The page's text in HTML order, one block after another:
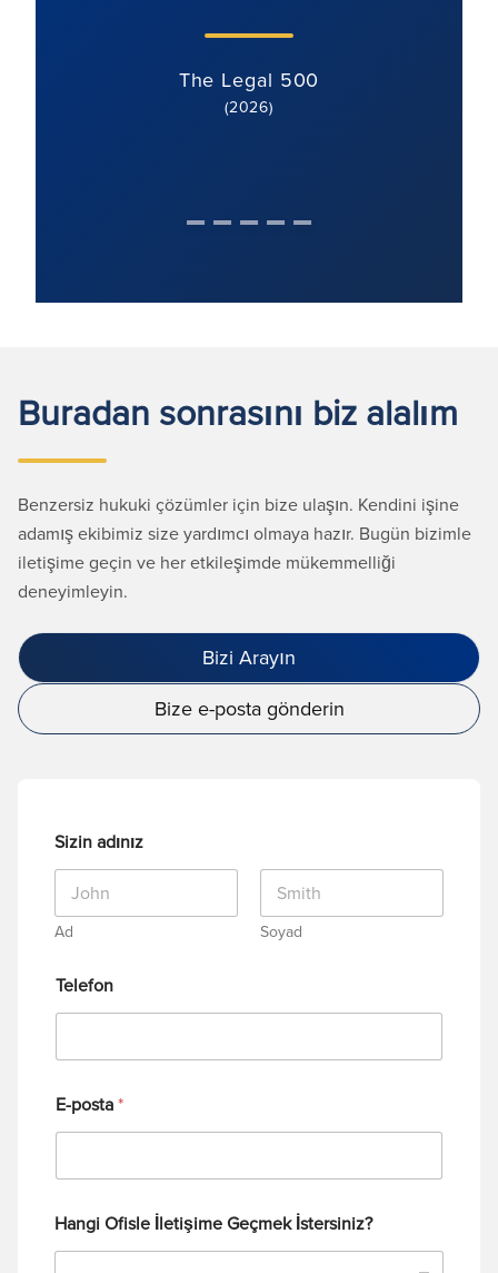
The Legal 500
(2026)
Buradan sonrasını biz alalım
Benzersiz hukuki çözümler için bize ulaşın. Kendini işine
adamış ekibimiz size yardımcı olmaya hazır. Bugün bizimle
iletişime geçin ve her etkileşimde mükemmelliği
deneyimleyin.
Bizi Arayın
Bize e-posta gönderin
Sizin adınız
Ad Soyad
Telefon
E-posta*
Hangi Ofisle İletişime Geçmek İstersiniz?